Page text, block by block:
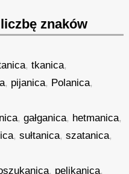
znaków
,tkanica,
, pijanica, Polanica,
,gałganica, hetmanica,
,sułtanica,szatanica,
, pelikanica,